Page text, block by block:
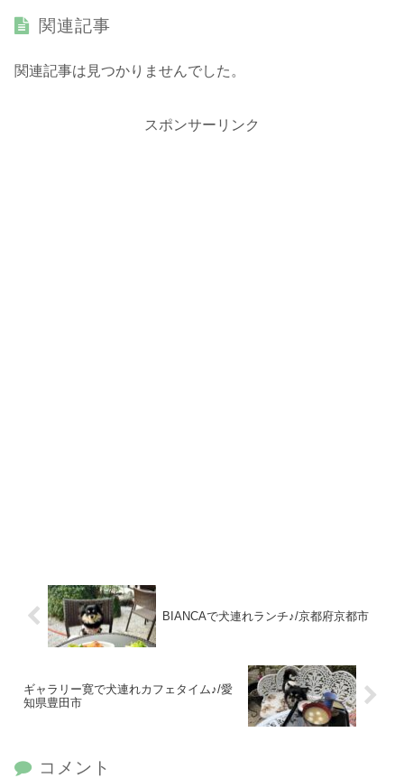
関連記事
関連記事は見つかりませんでした。
スポンサーリンク
BIANCAで犬連れランチ♪/京都府京都市
ギャラリー寛で犬連れカフェタイム♪/愛
知県豊田市
コメント